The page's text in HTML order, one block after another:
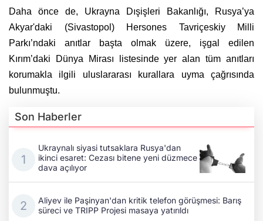
Daha önce de, Ukrayna Dışişleri Bakanlığı, Rusya’ya
Akyar'daki (Sivastopol) Hersones Tavriçeskiy Milli
Parkı’ndaki anıtlar başta olmak üzere, işgal edilen
Kırım’daki Dünya Mirası listesinde yer alan tüm anıtları
korumakla ilgili uluslararası kurallara uyma çağrısında
bulunmuştu.
Son Haberler
Ukraynalı siyasi tutsaklara Rusya'dan
ikinci esaret: Cezası bitene yeni düzmece
dava açılıyor
Aliyev ile Paşinyan'dan kritik telefon görüşmesi: Barış
süreci ve TRIPP Projesi masaya yatırıldı